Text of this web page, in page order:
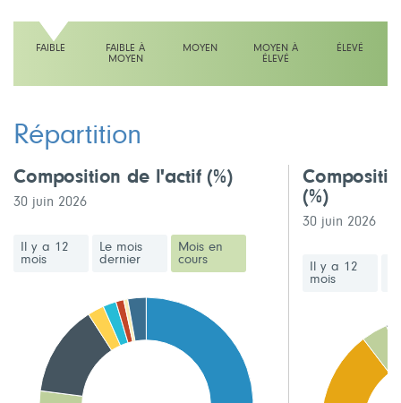
FAIBLE
FAIBLE À
MOYEN
MOYEN
MOYEN À
ÉLEVÉ
ÉLEVÉ
Répartition
Composition de l'actif(%)
30 juin 2026
Il y a 12
mois
Le mois
dernier
Mois en
cours
(%)
30 juin 2026
Il y a 12
mois